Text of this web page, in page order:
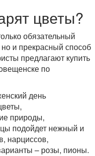
цветы?
обязательный
и прекрасный способ
предлагают купить
по
день
природы,
подойдет нежный и
нарциссов,
– розы, пионы.